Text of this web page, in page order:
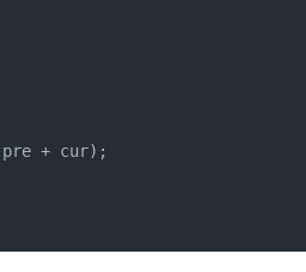
+ cur);